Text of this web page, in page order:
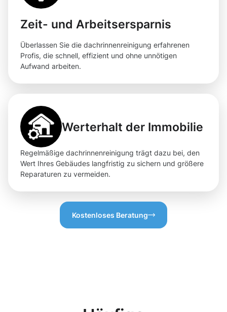
Zeit- und Arbeitsersparnis
Überlassen Sie die dachrinnenreinigung erfahrenen
Profis, die schnell, effizient und ohne unnötigen
Aufwand arbeiten.
Werterhalt der Immobilie
Regelmäßige dachrinnenreinigung trägt dazu bei, den
Wert Ihres Gebäudes langfristig zu sichern und größere
Reparaturen zu vermeiden.
Kostenloses Beratung